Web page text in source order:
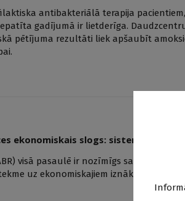
antibakteriālā terapija
gadījumā ir lietderīga.
pētījuma rezultāti liek apšaubīt
ekonomiskais slogs: sistemātisks
visā pasaulē ir nozīmīgs sabiedrības
uz ekonomiskajiem iznākumiem, tika